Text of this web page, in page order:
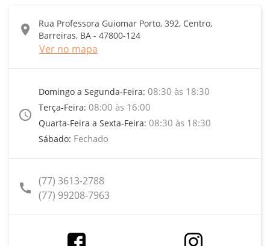
location_on
Rua Professora Guiomar Porto, 392, Centro,
Barreiras, BA - 47800-124
Ver no mapa
access_time
Domingo a Segunda-Feira: 08:30 às 18:30
Terça-Feira: 08:00 às 16:00
Quarta-Feira a Sexta-Feira: 08:30 às 18:30
Sábado: Fechado
call (77) 3613-2788
(77) 99208-7963